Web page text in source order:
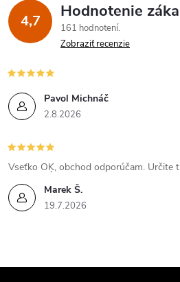
v
k
y
v
p
i
s
4,7 Hodnotenie
161 hodnotení
Zobraziť recenzie
Pavol Michnáč
2.8.2026
Marek Š.
19.7.2026
Vseťko OĶ, obchod odporúčam. Určite